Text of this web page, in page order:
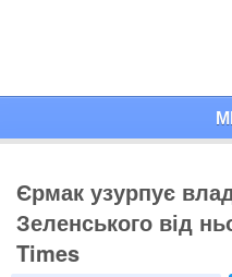
Єрмак узурпує
Зеленського від
Times